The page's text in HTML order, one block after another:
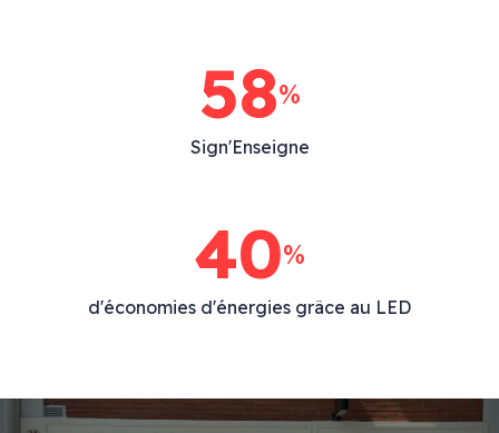
86%
Sign'Enseigne
40%
d'économies d'énergies grâce au LED